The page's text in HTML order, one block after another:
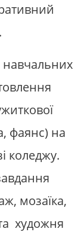
фаянс) на
коледжу.
мозаїка,
художня